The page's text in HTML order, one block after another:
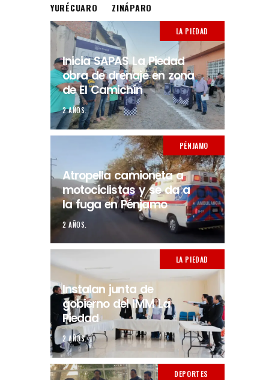
YURÉCUARO
ZINÁPARO
LA PIEDAD
Inicia SAPAS La Piedad
obra de drenaje en zona
de El Camichín
2 AÑOS.
PÉNJAMO
Atropella camioneta a
motociclistas y se da a
la fuga en Pénjamo
2 AÑOS.
LA PIEDAD
Instalan junta de
gobierno del IMM La
Piedad
2 AÑOS.
DEPORTES